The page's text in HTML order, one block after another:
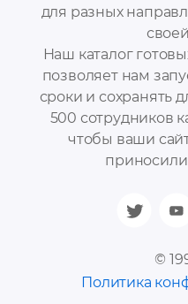
для разных
Наш каталог
позволяет нам
сроки и сохранять
500 сотрудников
чтобы ваши
©
Политика